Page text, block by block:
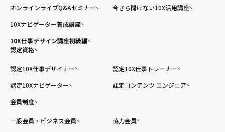
オンラインライブQ&Aセミナー
今さら聞けない10X活用講座
10Xナビゲーター養成講座
10X仕事デザイン講座初級編
認定資格
認定10X仕事デザイナー
認定10X仕事トレーナー
認定10Xナビゲーター
認定コンテンツ エンジニア
会員制度
一般会員・ビジネス会員
協力会員